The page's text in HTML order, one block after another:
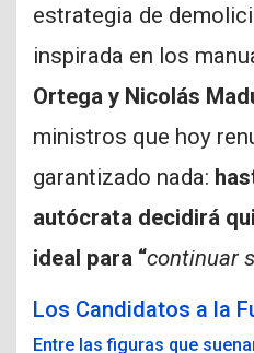
estrategia de
inspirada en los
Ortega y Nicolás
ministros que hoy
garantizado nada:
autócrata decidirá
ideal para “continuar
Los Candidatos a la
Entre las figuras que